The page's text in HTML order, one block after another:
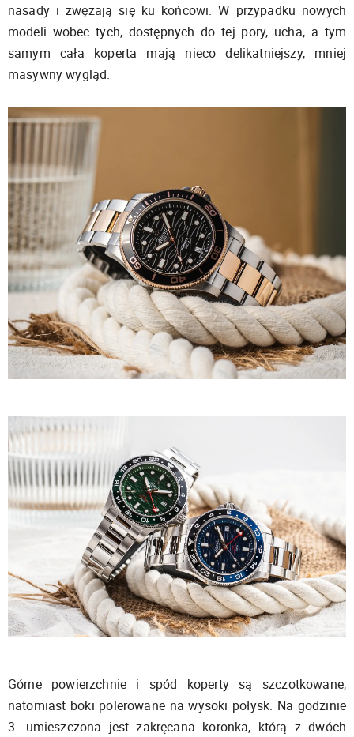
nasady i zwężają się ku końcowi. W przypadku nowych
modeli wobec tych, dostępnych do tej pory, ucha, a tym
samym cała koperta mają nieco delikatniejszy, mniej
masywny wygląd.
Górne powierzchnie i spód koperty są szczotkowane,
natomiast boki polerowane na wysoki połysk. Na godzinie
3. umieszczona jest zakręcana koronka, którą z dwóch